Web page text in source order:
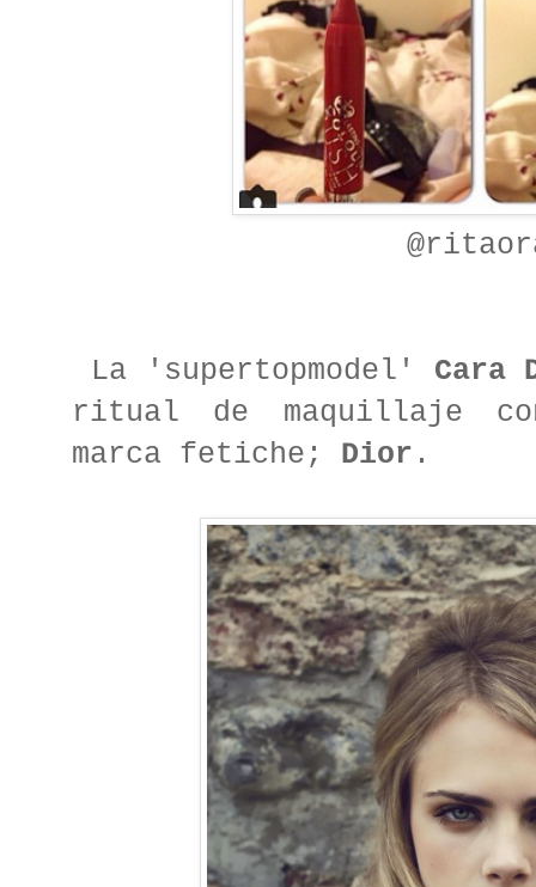
La 'supertopmodel' Cara
ritual de maquillaje
marca fetiche; Dior .